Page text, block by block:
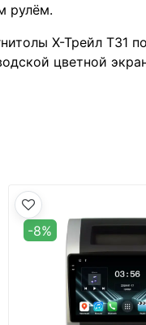
рулём.
Х-Трейл Т31
цветной
-8%